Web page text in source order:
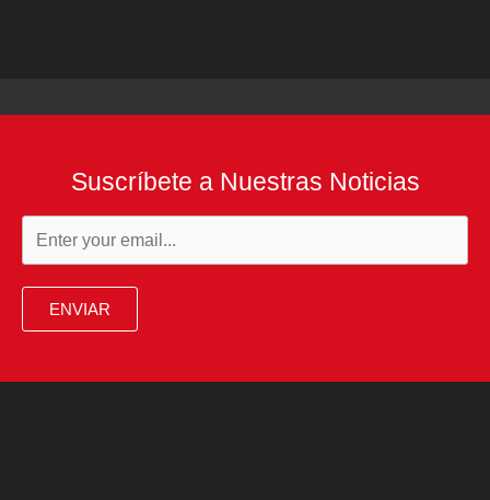
Suscríbete a Nuestras Noticias
ENVIAR